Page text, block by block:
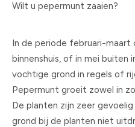
Wilt u pepermunt zaaien?
In de periode februari-maart
binnenshuis, of in mei buiten
vochtige grond in regels of
Pepermunt groeit zowel in
De planten zijn zeer
grond bij de planten niet